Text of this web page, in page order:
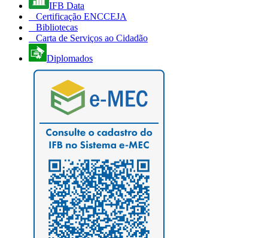
IFB Data
Certificação ENCCEJA
Bibliotecas
Carta de Serviços ao Cidadão
Diplomados